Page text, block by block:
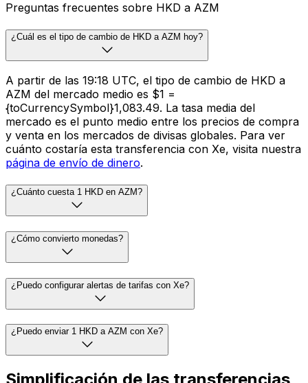
Preguntas frecuentes sobre HKD a AZM
¿Cuál es el tipo de cambio de HKD a AZM hoy?
A partir de las 19:18 UTC, el tipo de cambio de HKD a
AZM del mercado medio es $1 =
{toCurrencySymbol}1,083.49. La tasa media del
mercado es el punto medio entre los precios de compra
y venta en los mercados de divisas globales. Para ver
cuánto costaría esta transferencia con Xe, visita nuestra
página de envío de dinero.
¿Cuánto cuesta 1 HKD en AZM?
¿Cómo convierto monedas?
¿Puedo configurar alertas de tarifas con Xe?
¿Puedo enviar 1 HKD a AZM con Xe?